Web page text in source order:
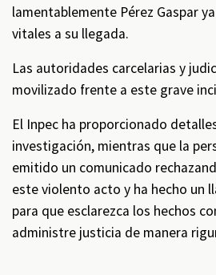
lamentablemente Pérez Gaspar
vitales a su llegada.
Las autoridades carcelarias y
movilizado frente a este grave
El Inpec ha proporcionado
investigación, mientras que la
emitido un comunicado
este violento acto y ha hecho un
para que esclarezca los hechos
administre justicia de manera